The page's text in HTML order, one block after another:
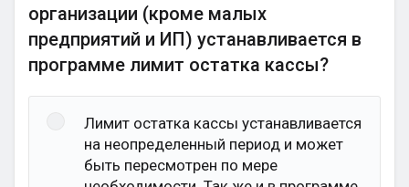
организации (кроме малых
предприятий и ИП) устанавливается в
программе лимит остатка кассы?
Лимит остатка кассы устанавливается
на неопределенный период и может
быть пересмотрен по мере